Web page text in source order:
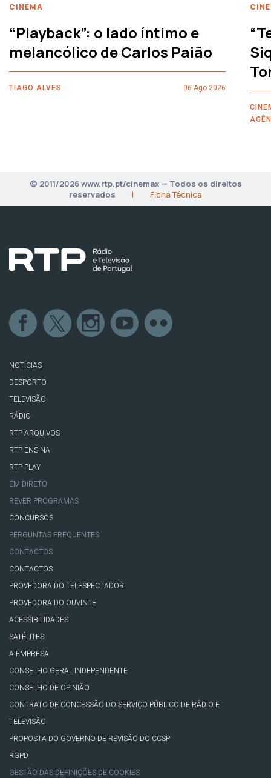
CINEMA
“Playback”: o lado íntimo e
melancólico de Carlos Paião
TIAGO ALVES 06 Ago 2026
© 2011/2026 www.rtp.pt/cinemax — Todos os direitos
reservados
| Ficha Técnica
NOTÍCIAS
DESPORTO
TELEVISÃO
RÁDIO
RTP ARQUIVOS
RTP ENSINA
RTP PLAY
EM DIRETO
REVER PROGRAMAS
CONCURSOS
PERGUNTAS FREQUENTES
CONTACTOS
CONTACTOS
PROVEDORA DO TELESPECTADOR
PROVEDORA DO OUVINTE
ACESSIBILIDADES
SATÉLITES
A EMPRESA
CONSELHO GERAL INDEPENDENTE
CONSELHO DE OPINIÃO
CONTRATO DE CONCESSÃO DO SERVIÇO PÚBLICO DE RÁDIO E
TELEVISÃO
PROPOSTA DO GOVERNO DE REVISÃO DO CCSP
RGPD
GESTÃO DAS DEFINIÇÕES DE COOKIES